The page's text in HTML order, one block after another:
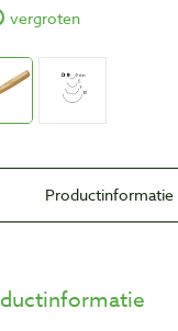
vergroten
Productinformatie